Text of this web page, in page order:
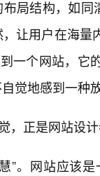
局结构，如
让用户在海
一个网站，
觉地感到一种
，正是网站设
”。网站应该